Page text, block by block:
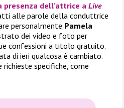
dell’attrice a Live
alle parole della conduttrice
personalmente Pamela
dei video e foto per
confessioni a titolo gratuito.
di ieri qualcosa è cambiato.
specifiche, come